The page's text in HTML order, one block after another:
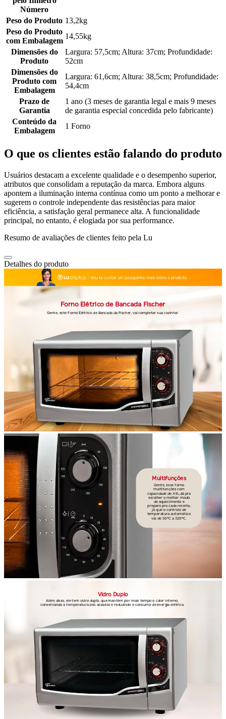
Número
Peso do Produto 13,2kg
Peso do Produto
com Embalagem
14,55kg
Dimensões do
Produto
Largura: 57,5cm; Altura: 37cm; Profundidade:
52cm
Dimensões do
Produto com
Embalagem
Largura: 61,6cm; Altura: 38,5cm; Profundidade:
54,4cm
Prazo de
Garantia
1 ano (3 meses de garantia legal e mais 9 meses
de garantia especial concedida pelo fabricante)
Conteúdo da
Embalagem
1 Forno
O que os clientes estão falando do produto
Usuários destacam a excelente qualidade e o desempenho superior,
atributos que consolidam a reputação da marca. Embora alguns
apontem a iluminação interna contínua como um ponto a melhorar e
sugerem o controle independente das resistências para maior
eficiência, a satisfação geral permanece alta. A funcionalidade
principal, no entanto, é elogiada por sua performance.
Resumo de avaliações de clientes feito pela Lu
Detalhes do produto